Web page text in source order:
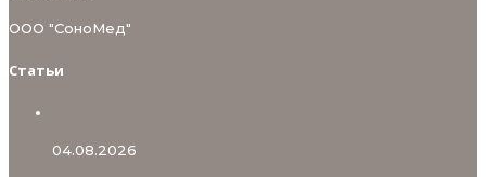
ООО "СоноМед"
Статьи
04.08.2026